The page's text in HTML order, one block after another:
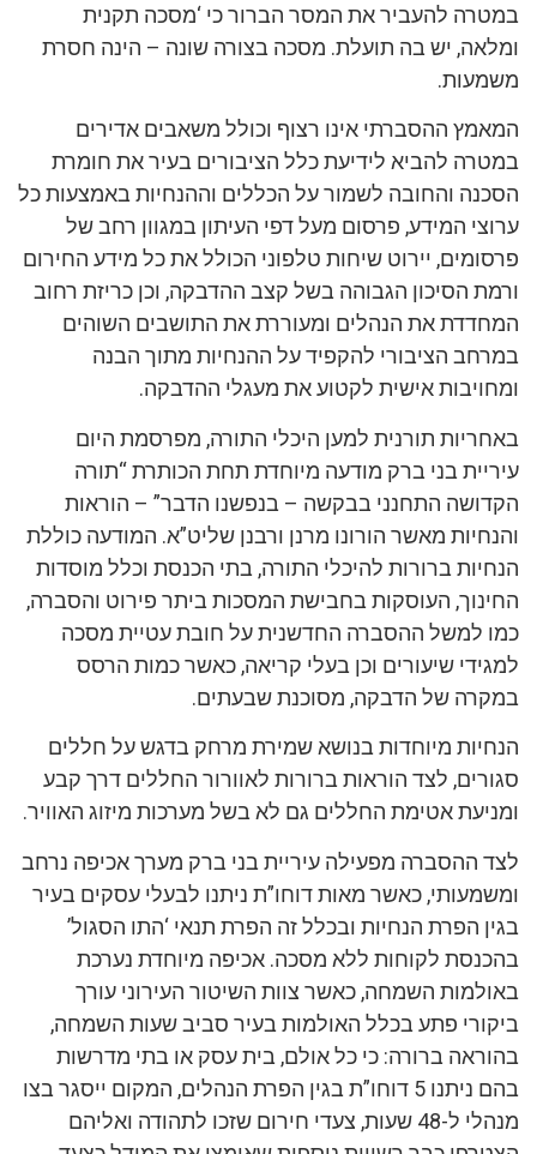
במטרה להעביר את המסר הברור כי ‘מסכה תקנית
ומלאה, יש בה תועלת. מסכה בצורה שונה – הינה חסרת
משמעות.
המאמץ ההסברתי אינו רצוף וכולל משאבים אדירים
במטרה להביא לידיעת כלל הציבורים בעיר את חומרת
הסכנה והחובה לשמור על הכללים וההנחיות באמצעות כל
ערוצי המידע, פרסום מעל דפי העיתון במגוון רחב של
פרסומים, יירוט שיחות טלפוני הכולל את כל מידע החירום
ורמת הסיכון הגבוהה בשל קצב ההדבקה, וכן כריזת רחוב
המחדדת את הנהלים ומעוררת את התושבים השוהים
במרחב הציבורי להקפיד על ההנחיות מתוך הבנה
ומחויבות אישית לקטוע את מעגלי ההדבקה.
באחריות תורנית למען היכלי התורה, מפרסמת היום
עיריית בני ברק מודעה מיוחדת תחת הכותרת “תורה
הקדושה התחנני בבקשה – בנפשנו הדבר” – הוראות
והנחיות מאשר הורונו מרנן ורבנן שליט”א. המודעה כוללת
הנחיות ברורות להיכלי התורה, בתי הכנסת וכלל מוסדות
החינוך, העוסקות בחבישת המסכות ביתר פירוט והסברה,
כמו למשל ההסברה החדשנית על חובת עטיית מסכה
למגידי שיעורים וכן בעלי קריאה, כאשר כמות הרסס
במקרה של הדבקה, מסוכנת שבעתים.
הנחיות מיוחדות בנושא שמירת מרחק בדגש על חללים
סגורים, לצד הוראות ברורות לאוורור החללים דרך קבע
ומניעת אטימת החללים גם לא בשל מערכות מיזוג האוויר.
לצד ההסברה מפעילה עיריית בני ברק מערך אכיפה נרחב
ומשמעותי, כאשר מאות דוחו”ת ניתנו לבעלי עסקים בעיר
בגין הפרת הנחיות ובכלל זה הפרת תנאי ‘התו הסגול’
בהכנסת לקוחות ללא מסכה. אכיפה מיוחדת נערכת
באולמות השמחה, כאשר צוות השיטור העירוני עורך
ביקורי פתע בכלל האולמות בעיר סביב שעות השמחה,
בהוראה ברורה: כי כל אולם, בית עסק או בתי מדרשות
בהם ניתנו 5 דוחו”ת בגין הפרת הנהלים, המקום ייסגר בצו
מנהלי ל-48 שעות, צעדי חירום שזכו לתהודה ואליהם